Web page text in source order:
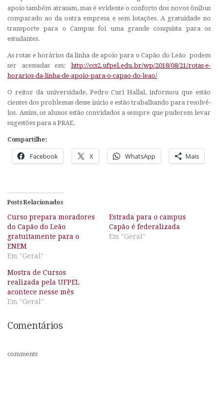
apoio também atrasam, mas é evidente o conforto dos novos ônibus
comparado ao da outra empresa e sem lotações. A gratuidade no
transporte para o Campus foi uma grande conquista para os
estudantes.
As rotas e horários da linha de apoio para o Capão do Leão podem
ser acessadas em: http://ccs2.ufpel.edu.br/wp/2018/08/21/rotas-e-
horarios-da-linha-de-apoio-para-o-capao-do-leao/
O reitor da universidade, Pedro Curi Hallal, informou que estão
cientes dos problemas desse inicio e estão trabalhando para resolvê-
los. Assim, os alunos estão convidados a sempre que puderem levar
sugestões para a PRAE.
Compartilhe:
Facebook X WhatsApp Mais
Posts Relacionados
Curso prepara moradores
do Capão do Leão
gratuitamente para o
ENEM
Em "Geral"
Estrada para o campus
Capão é federalizada
Em "Geral"
Mostra de Cursos
realizada pela UFPEL
acontece nesse mês
Em "Geral"
Comentários
comments